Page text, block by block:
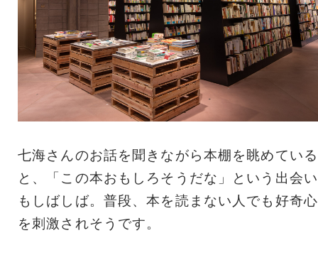
七海さんのお話を聞きながら本棚を眺めている
と、「この本おもしろそうだな」という出会い
もしばしば。普段、本を読まない人でも好奇心
を刺激されそうです。